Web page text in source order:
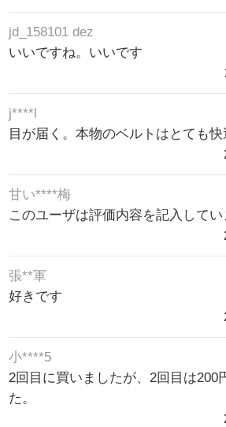
jd_158101 dez
いいですね。いいです
j****l
目が届く。本物のベルトはとても快
甘い****梅
このユーザは評価内容を記入してい
張**軍
好きです
小****5
2回目に買いましたが、2回目は200
た。